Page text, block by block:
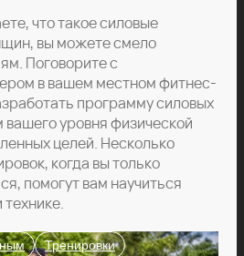
что такое силовые
вы можете смело
Поговорите с
в вашем местном фитнес-
программу силовых
вашего уровня физической
целей. Несколько
когда вы только
помогут вам научиться
Тренировки